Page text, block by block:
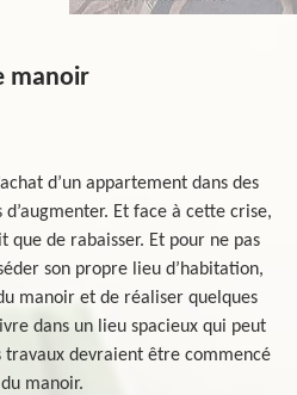
manoir
d’un appartement dans des
Et face à cette crise,
que de rabaisser. Et pour ne pas
son propre lieu d’habitation,
manoir et de réaliser quelques
dans un lieu spacieux qui peut
devraient être commencé
manoir.